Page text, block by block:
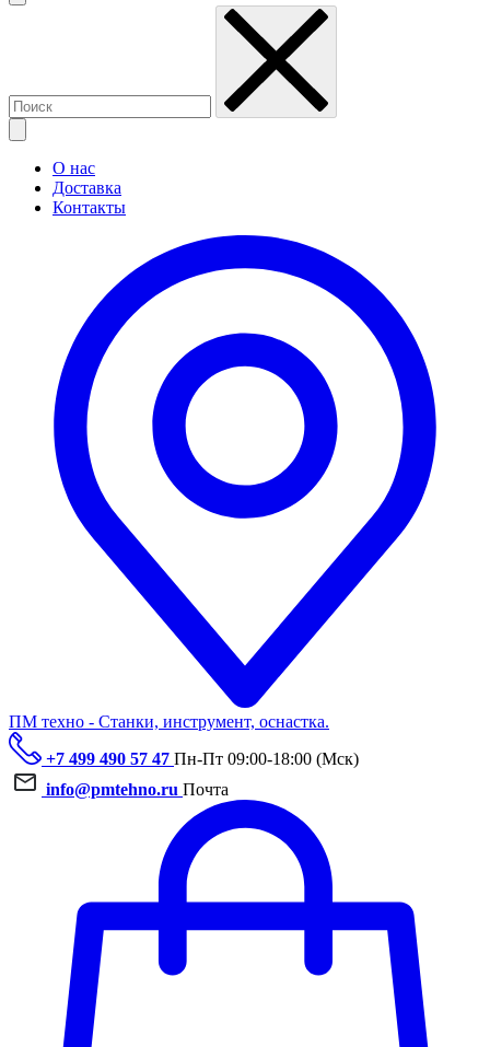
О нас
Доставка
Контакты
ПМ техно - Станки, инструмент, оснастка.
+7 499 490 57 47 Пн-Пт 09:00-18:00 (Мск)
info@pmtehno.ru Почта